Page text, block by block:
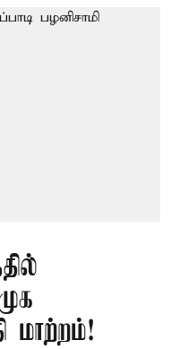
மாற்றம்!